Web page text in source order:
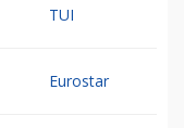
TUI
Eurostar